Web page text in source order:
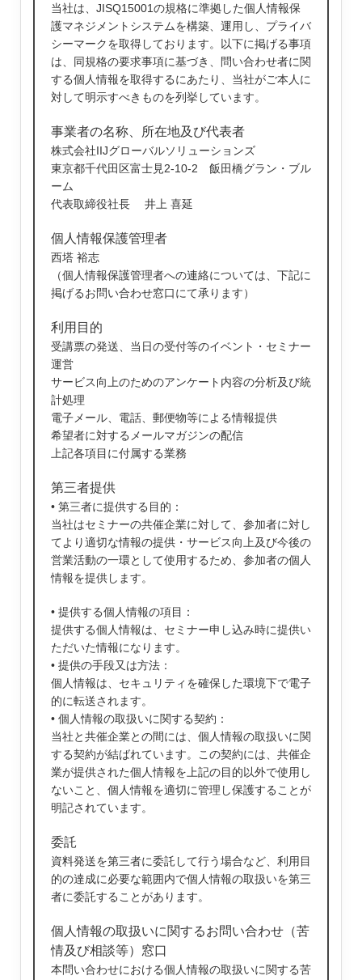
当社は、JISQ15001の規格に準拠した個人情報保
護マネジメントシステムを構築、運用し、プライバ
シーマークを取得しております。以下に掲げる事項
は、同規格の要求事項に基づき、問い合わせ者に関
する個人情報を取得するにあたり、当社がご本人に
対して明示すべきものを列挙しています。
事業者の名称、所在地及び代表者
株式会社IIJグローバルソリューションズ
東京都千代田区富士見2-10-2 飯田橋グラン・ブル
ーム
代表取締役社長 井上 喜延
個人情報保護管理者
西塔 裕志
（個人情報保護管理者への連絡については、下記に
掲げるお問い合わせ窓口にて承ります）
利用目的
受講票の発送、当日の受付等のイベント・セミナー
運営
サービス向上のためのアンケート内容の分析及び統
計処理
電子メール、電話、郵便物等による情報提供
希望者に対するメールマガジンの配信
上記各項目に付属する業務
第三者提供
• 第三者に提供する目的：
当社はセミナーの共催企業に対して、参加者に対し
てより適切な情報の提供・サービス向上及び今後の
営業活動の一環として使用するため、参加者の個人
情報を提供します。
• 提供する個人情報の項目：
提供する個人情報は、セミナー申し込み時に提供い
ただいた情報になります。
• 提供の手段又は方法：
個人情報は、セキュリティを確保した環境下で電子
的に転送されます。
• 個人情報の取扱いに関する契約：
当社と共催企業との間には、個人情報の取扱いに関
する契約が結ばれています。この契約には、共催企
業が提供された個人情報を上記の目的以外で使用し
ないこと、個人情報を適切に管理し保護することが
明記されています。
委託
資料発送を第三者に委託して行う場合など、利用目
的の達成に必要な範囲内で個人情報の取扱いを第三
者に委託することがあります。
個人情報の取扱いに関するお問い合わせ（苦
情及び相談等）窓口
本問い合わせにおける個人情報の取扱いに関する苦